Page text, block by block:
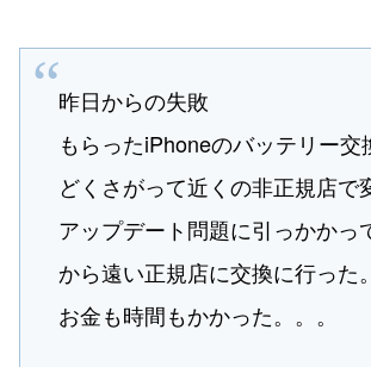
昨日からの失敗
もらったiPhoneのバッテリー交
どくさがって近くの非正規店で
アップデート問題に引っかかっ
から遠い正規店に交換に行った。
お金も時間もかかった。。。